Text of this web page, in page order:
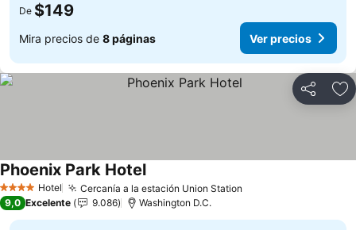
De $149
Mira precios de 8 páginas Ver precios
Compartir
4 EstrellasHotel Cercanía a la estación Union Station
Phoenix Park HotelVer precios
9,0 Excelente 9.086 Washington D.C.